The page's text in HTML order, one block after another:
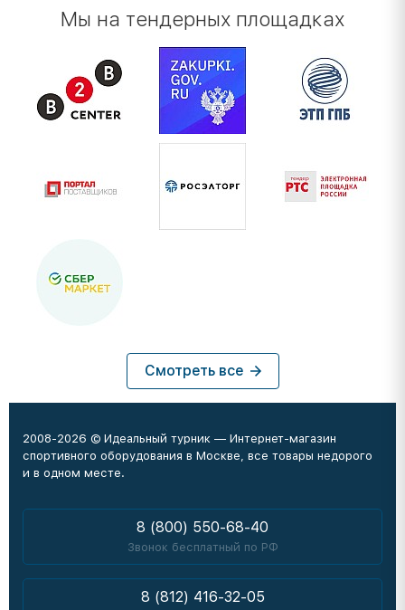
Мы на тендерных площадках
Смотреть все
2008-2026 © Идеальный турник — Интернет-магазин
спортивного оборудования в Москве, все товары недорого
и в одном месте.
8 (800) 550-68-40
Звонок бесплатный по РФ
8 (812) 416-32-05